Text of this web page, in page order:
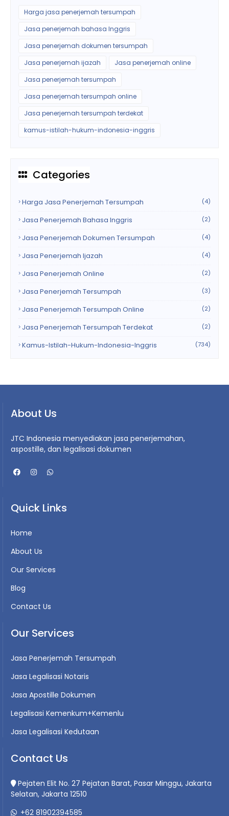
Harga jasa penerjemah tersumpah
Jasa penerjemah bahasa Inggris
Jasa penerjemah dokumen tersumpah
Jasa penerjemah ijazah
Jasa penerjemah online
Jasa penerjemah tersumpah
Jasa penerjemah tersumpah online
Jasa penerjemah tersumpah terdekat
kamus-istilah-hukum-indonesia-inggris
Categories
Harga Jasa Penerjemah Tersumpah (4)
Jasa Penerjemah Bahasa Inggris (2)
Jasa Penerjemah Dokumen Tersumpah (4)
Jasa Penerjemah Ijazah (4)
Jasa Penerjemah Online (2)
Jasa Penerjemah Tersumpah (3)
Jasa Penerjemah Tersumpah Online (2)
Jasa Penerjemah Tersumpah Terdekat (2)
Kamus-Istilah-Hukum-Indonesia-Inggris (734)
About Us
JTC Indonesia menyediakan jasa penerjemahan,
aspostille, dan legalisasi dokumen
Quick Links
Home
About Us
Our Services
Blog
Contact Us
Our Services
Jasa Penerjemah Tersumpah
Jasa Legalisasi Notaris
Jasa Apostille Dokumen
Legalisasi Kemenkum+Kemenlu
Jasa Legalisasi Kedutaan
Contact Us
Pejaten Elit No. 27 Pejatan Barat, Pasar Minggu, Jakarta
Selatan, Jakarta 12510
+62 81902394585